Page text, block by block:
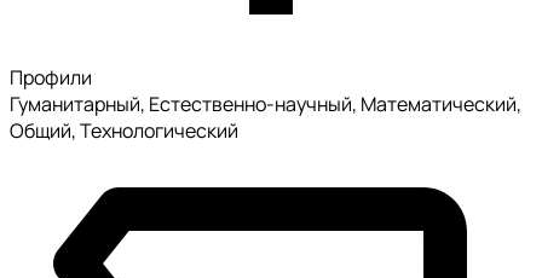
Профили
Гуманитарный, Естественно-научный, Математический,
Общий, Технологический